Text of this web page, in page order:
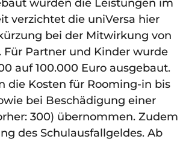
wurden die Leistungen im
verzichtet die uniVersa hier
bei der Mitwirkung von
Partner und Kinder wurde
auf 100.000 Euro ausgebaut.
die Kosten für Rooming-in bis
bei Beschädigung einer
300) übernommen. Zudem
des Schulausfallgeldes. Ab